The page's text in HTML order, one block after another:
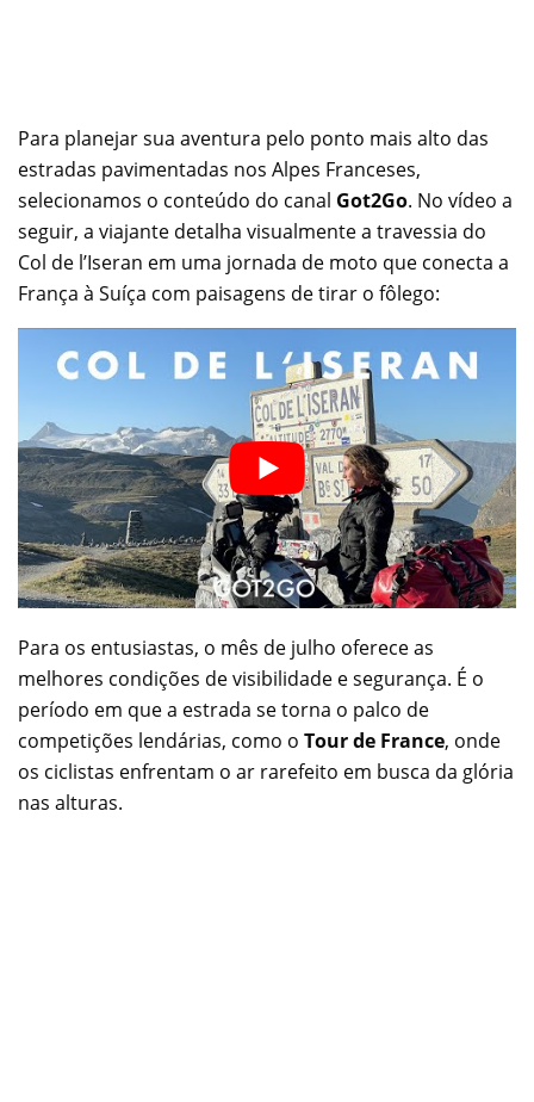
Para planejar sua aventura pelo ponto mais alto das
estradas pavimentadas nos Alpes Franceses,
selecionamos o conteúdo do canal Got2Go. No vídeo a
seguir, a viajante detalha visualmente a travessia do
Col de l’Iseran em uma jornada de moto que conecta a
França à Suíça com paisagens de tirar o fôlego:
Para os entusiastas, o mês de julho oferece as
melhores condições de visibilidade e segurança. É o
período em que a estrada se torna o palco de
competições lendárias, como o Tour de France, onde
os ciclistas enfrentam o ar rarefeito em busca da glória
nas alturas.